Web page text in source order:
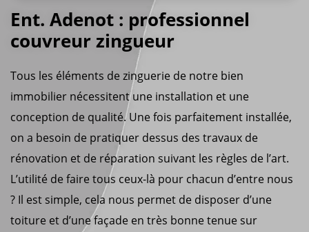
Ent. Adenot : professionnel
couvreur zingueur
Tous les éléments de zinguerie de notre bien
immobilier nécessitent une installation et une
conception de qualité. Une fois parfaitement installée,
on a besoin de pratiquer dessus des travaux de
rénovation et de réparation suivant les règles de l’art.
L’utilité de faire tous ceux-là pour chacun d’entre nous
? Il est simple, cela nous permet de disposer d’une
toiture et d’une façade en très bonne tenue sur